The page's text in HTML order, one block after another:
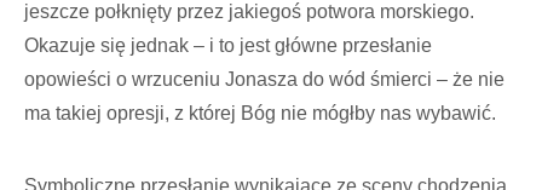
jeszcze połknięty przez jakiegoś potwora morskiego.
Okazuje się jednak – i to jest główne przesłanie
opowieści o wrzuceniu Jonasza do wód śmierci – że nie
ma takiej opresji, z której Bóg nie mógłby nas wybawić.